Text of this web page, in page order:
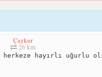
Çaykur
26 km
herkeze hayırlı uğurlu